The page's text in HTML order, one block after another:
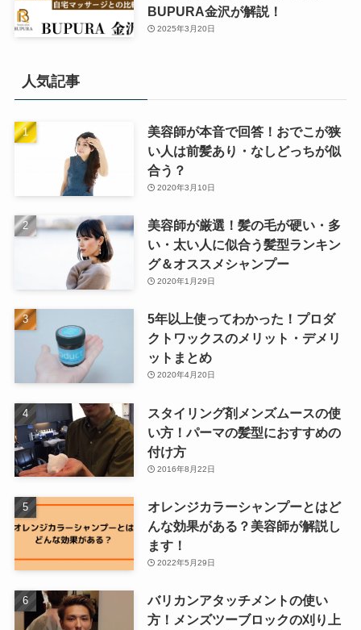
BUPURA金沢が解説！
2025年3月20日
人気記事
美容師が本音で回答！おでこが狭
い人は前髪あり・なしどっちが似
合う？
2020年3月10日
美容師が厳選！髪の毛が硬い・多
い・太い人に似合う髪型ランキン
グ＆オススメシャンプー
2020年1月29日
5年以上使ってわかった！プロダ
クトワックスのメリット・デメリ
ットまとめ
2020年4月20日
スタイリング剤メンズムースの使
い方！パーマの髪型におすすめの
付け方
2016年8月22日
オレンジカラーシャンプーとはど
んな効果がある？美容師が解説し
ます！
2022年5月29日
バリカンアタッチメントの使い
方！メンズツーブロックの刈り上